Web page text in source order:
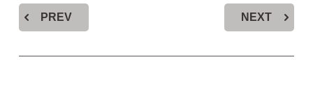
PREV NEXT